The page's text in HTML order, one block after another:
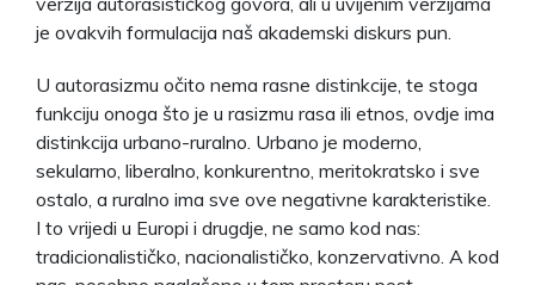
je ovakvih formulacija naš akademski diskurs pun.
U autorasizmu očito nema rasne distinkcije, te stoga
funkciju onoga što je u rasizmu rasa ili etnos, ovdje ima
distinkcija urbano-ruralno. Urbano je moderno,
sekularno, liberalno, konkurentno, meritokratsko i sve
ostalo, a ruralno ima sve ove negativne karakteristike.
I to vrijedi u Europi i drugdje, ne samo kod nas:
tradicionalističko, nacionalističko, konzervativno. A kod